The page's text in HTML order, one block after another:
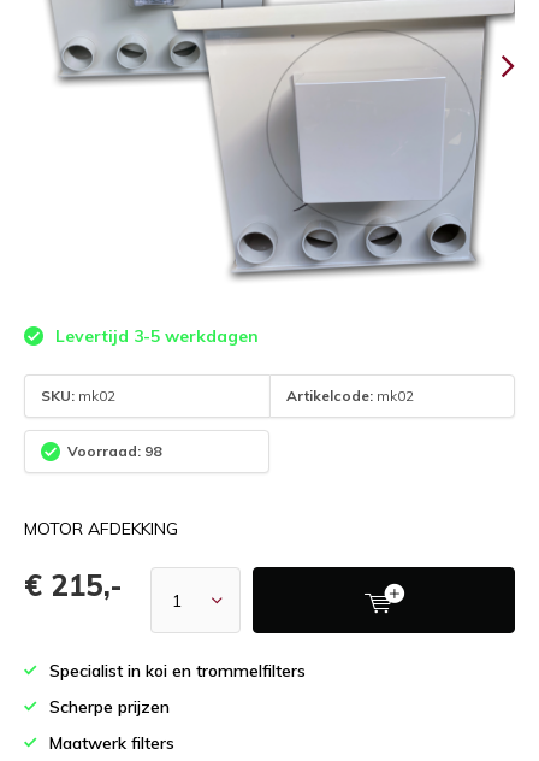
Levertijd 3-5 werkdagen
SKU: mk02 Artikelcode: mk02
Voorraad: 98
MOTOR AFDEKKING
€ 215,-
Specialist in koi en trommelfilters
Scherpe prijzen
Maatwerk filters